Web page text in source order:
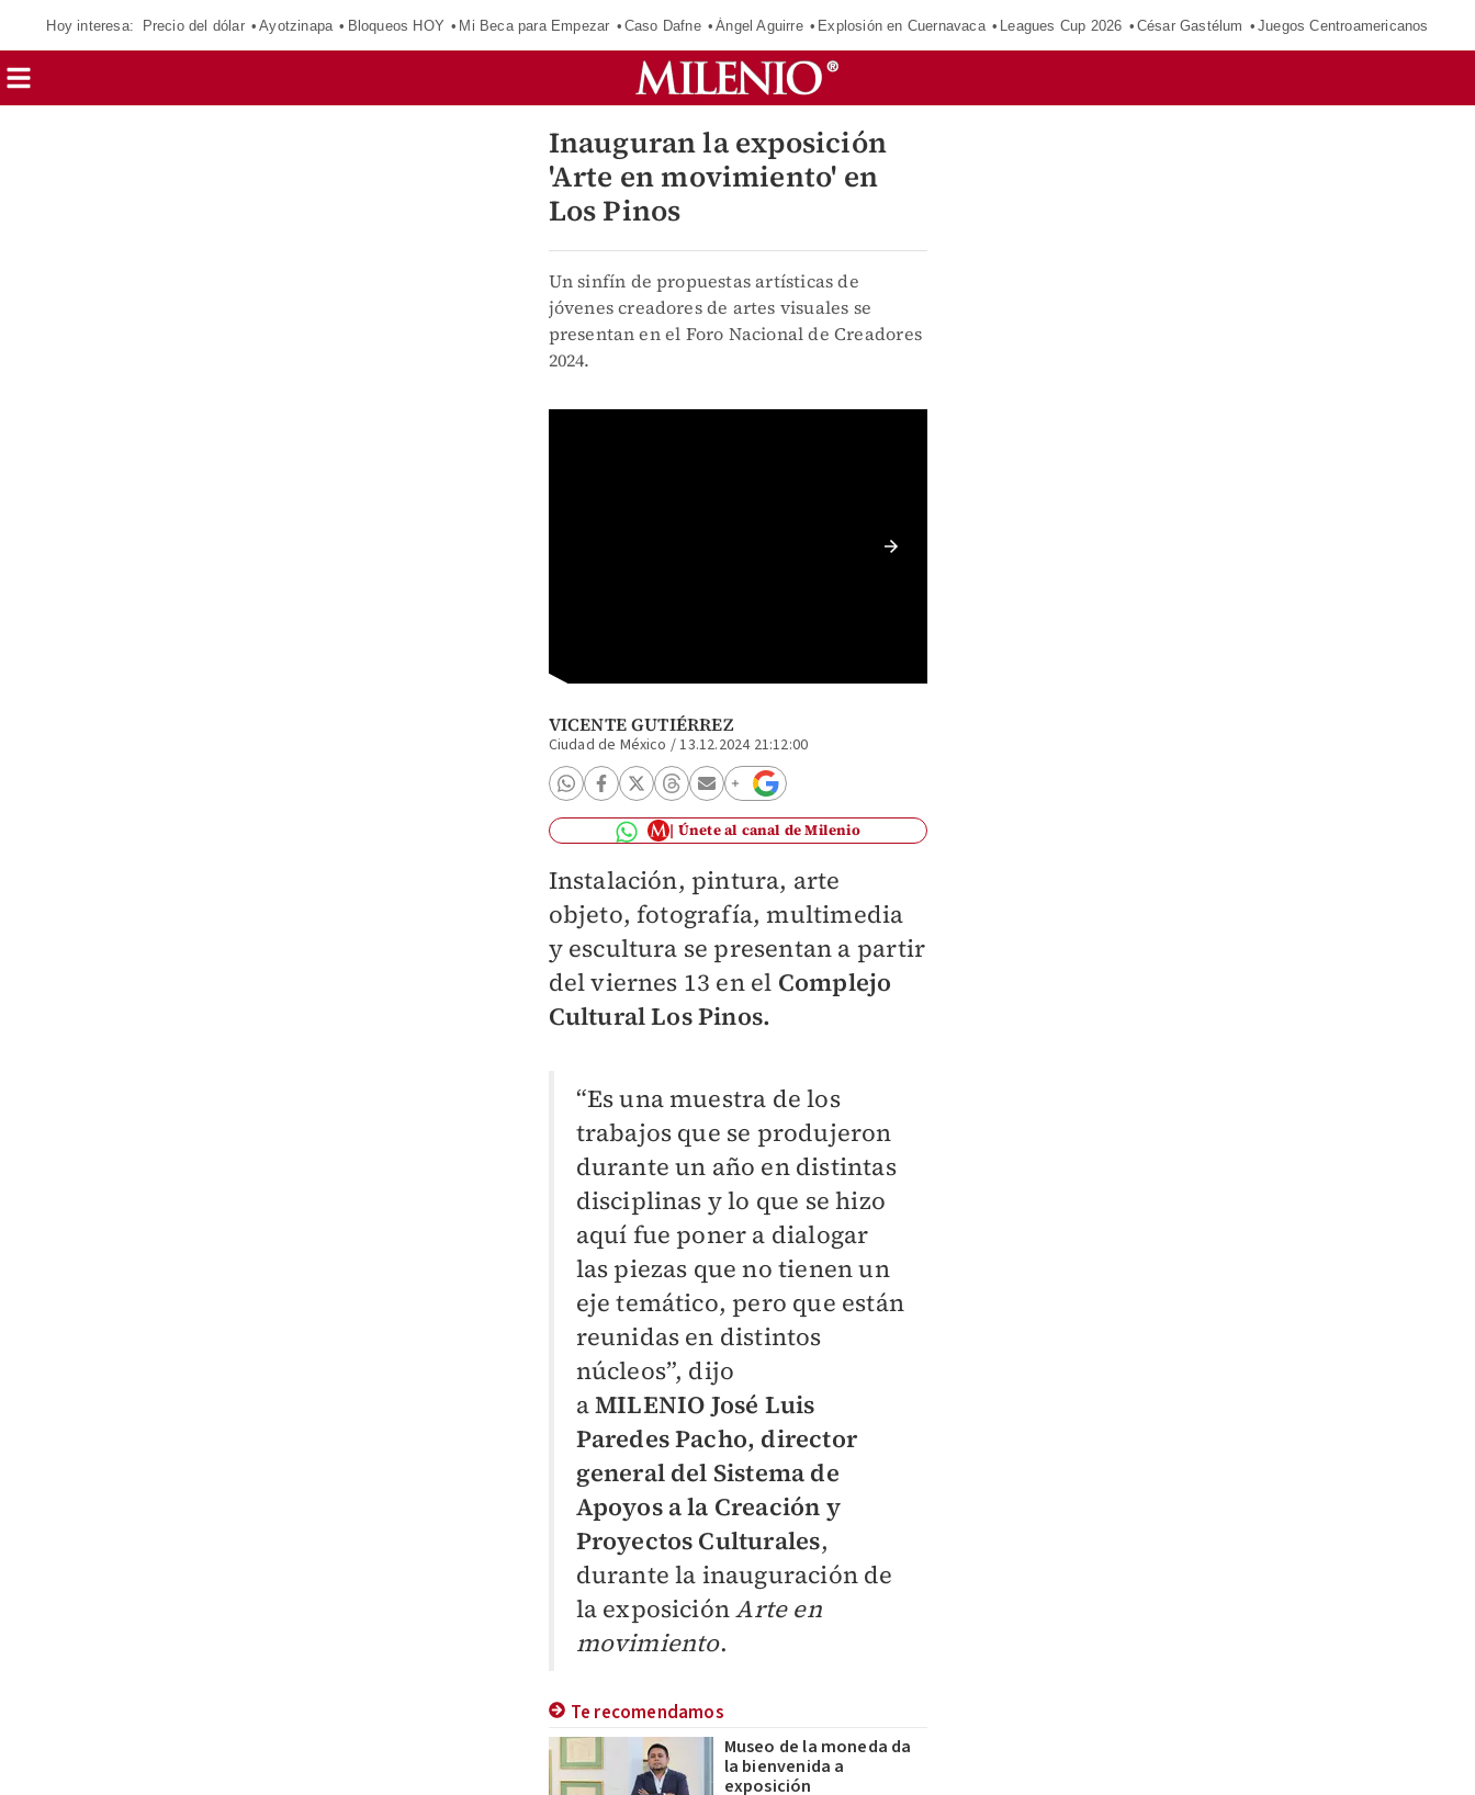
Hoy interesa: Precio del dólar Ayotzinapa Bloqueos HOY Mi Beca para Empezar Caso Dafne Ángel Aguirre Explosión en Cuernavaca Leagues Cup 2026 César Gastélum Juegos Centroamericanos
Inauguran la exposición
'Arte en movimiento' en
Los Pinos
Un sinfín de propuestas artísticas de
jóvenes creadores de artes visuales se
presentan en el Foro Nacional de Creadores
2024.
VICENTE GUTIÉRREZ
Ciudad de México /13.12.2024 21:12:00
Únete al canal de Milenio
Instalación, pintura, arte
objeto, fotografía, multimedia
y escultura se presentan a partir
del viernes 13 en el Complejo
Cultural Los Pinos.
“Es una muestra de los
trabajos que se produjeron
durante un año en distintas
disciplinas y lo que se hizo
aquí fue poner a dialogar
las piezas que no tienen un
eje temático, pero que están
reunidas en distintos
núcleos”, dijo
aMILENIO José Luis
Paredes Pacho, director
general del Sistema de
Apoyos a la Creación y
Proyectos Culturales,
durante la inauguración de
la exposiciónArte en
movimiento.
Te recomendamos
Museo de la moneda da
la bienvenida a
exposición